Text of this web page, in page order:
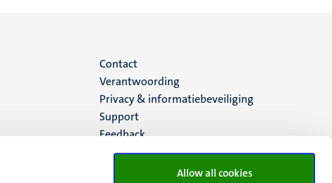
Allow all cookies
Menu
footer
(NL)
Contact
Verantwoording
Privacy & informatiebeveiliging
Support
Feedback